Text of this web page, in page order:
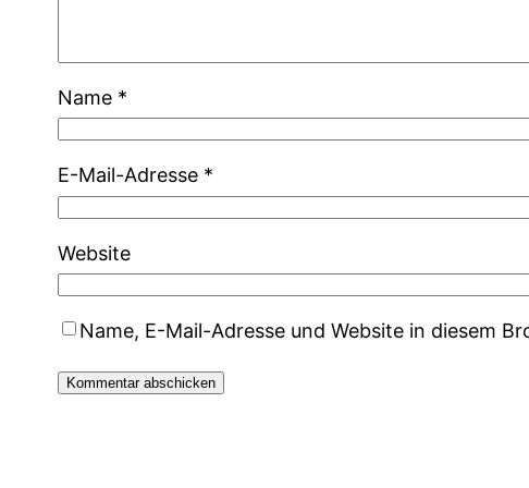
Name *
E-Mail-Adresse *
Website
Name, E-Mail-Adresse und Website in diesem